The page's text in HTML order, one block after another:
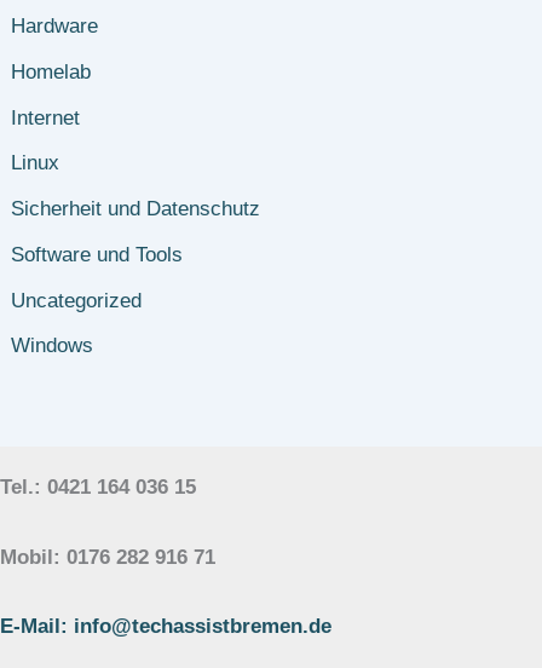
Hardware
Homelab
Internet
Linux
Sicherheit und Datenschutz
Software und Tools
Uncategorized
Windows
Tel.: 0421 164 036 15
Mobil: 0176 282 916 71
E-Mail: info@techassistbremen.de